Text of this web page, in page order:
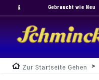
Gebraucht wie Neu
Zur Startseite Gehen